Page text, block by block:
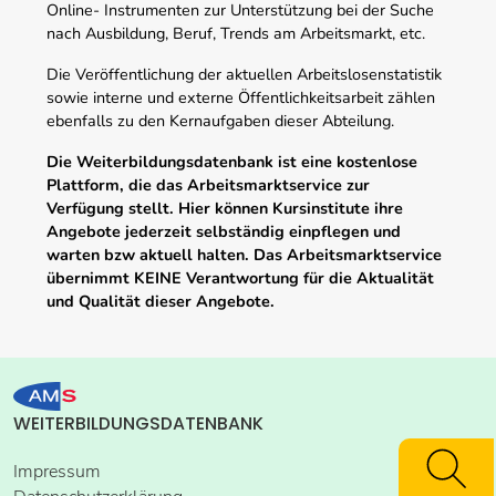
Online- Instrumenten zur Unterstützung bei der Suche
nach Ausbildung, Beruf, Trends am Arbeitsmarkt, etc.
Die Veröffentlichung der aktuellen Arbeitslosenstatistik
sowie interne und externe Öffentlichkeitsarbeit zählen
ebenfalls zu den Kernaufgaben dieser Abteilung.
Die Weiterbildungsdatenbank ist eine kostenlose
Plattform, die das Arbeitsmarktservice zur
Verfügung stellt. Hier können Kursinstitute ihre
Angebote jederzeit selbständig einpflegen und
warten bzw aktuell halten. Das Arbeitsmarktservice
übernimmt KEINE Verantwortung für die Aktualität
und Qualität dieser Angebote.
WEITERBILDUNGSDATENBANK
Impressum